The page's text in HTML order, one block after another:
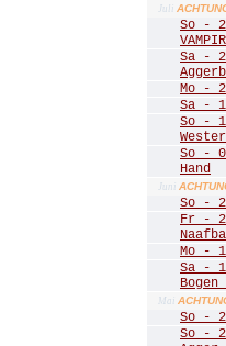
Juli
So -
Sa -
Mo -
Sa -
So -
So -
Hand
Juni
So -
Fr -
Mo -
Sa -
Mai
So -
So -